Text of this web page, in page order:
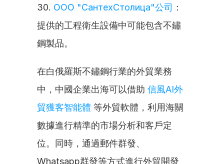
30. ООО "СантехСтолица"公司 ：
提供的工程衛生設備中可能包含不鏽
鋼製品。
在白俄羅斯不鏽鋼行業的外貿業務
中，中國企業出海可以借助 信風AI外
貿獲客智能體 等外貿軟體，利用海關
數據進行精準的市場分析和客戶定
位。同時，通過郵件群發、
Whatsapp群發等方式進行外貿開發